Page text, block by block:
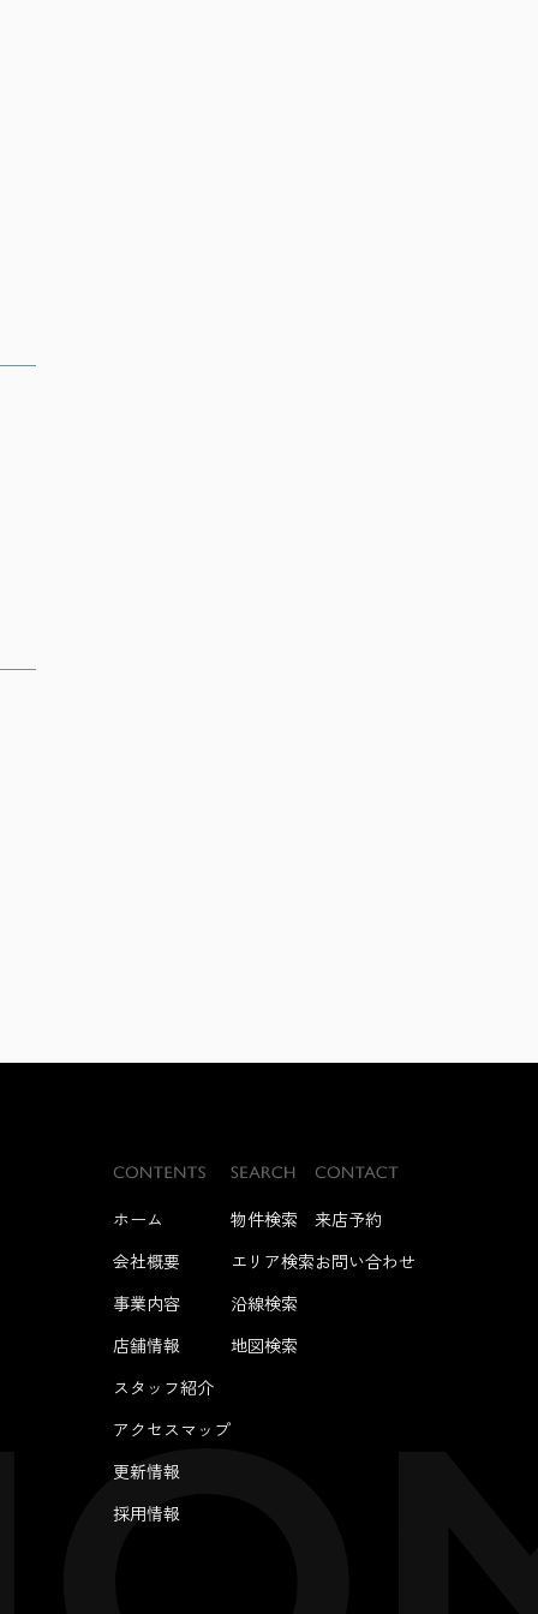
ホーム
会社概要
事業内容
店舗情報
スタッフ紹介
アクセスマップ
更新情報
採用情報
物件検索
エリア検索
沿線検索
地図検索
来店予約
お問い合わせ